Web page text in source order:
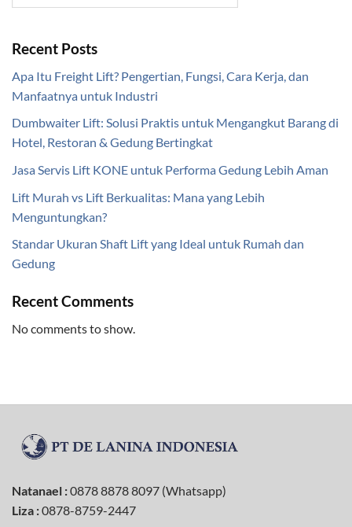
Recent Posts
Apa Itu Freight Lift? Pengertian, Fungsi, Cara Kerja, dan
Manfaatnya untuk Industri
Dumbwaiter Lift: Solusi Praktis untuk Mengangkut Barang di
Hotel, Restoran & Gedung Bertingkat
Jasa Servis Lift KONE untuk Performa Gedung Lebih Aman
Lift Murah vs Lift Berkualitas: Mana yang Lebih
Menguntungkan?
Standar Ukuran Shaft Lift yang Ideal untuk Rumah dan
Gedung
Recent Comments
No comments to show.
Natanael :0878 8878 8097 (Whatsapp)
Liza :0878-8759-2447